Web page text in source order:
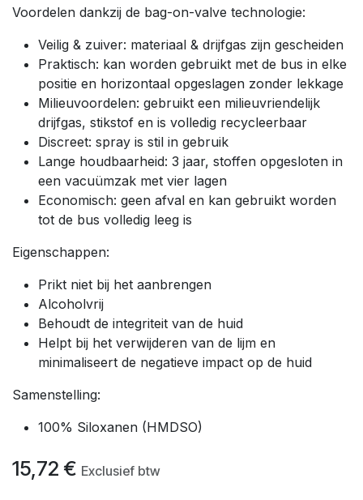
Voordelen dankzij de bag-on-valve technologie:
Veilig & zuiver: materiaal & drijfgas zijn gescheiden
Praktisch: kan worden gebruikt met de bus in elke
positie en horizontaal opgeslagen zonder lekkage
Milieuvoordelen: gebruikt een milieuvriendelijk
drijfgas, stikstof en is volledig recycleerbaar
Discreet: spray is stil in gebruik
Lange houdbaarheid: 3 jaar, stoffen opgesloten in
een vacuümzak met vier lagen
Economisch: geen afval en kan gebruikt worden
tot de bus volledig leeg is
Eigenschappen:
Prikt niet bij het aanbrengen
Alcoholvrij
Behoudt de integriteit van de huid
Helpt bij het verwijderen van de lijm en
minimaliseert de negatieve impact op de huid
Samenstelling:
100% Siloxanen (HMDSO)
15,72 € Exclusief btw